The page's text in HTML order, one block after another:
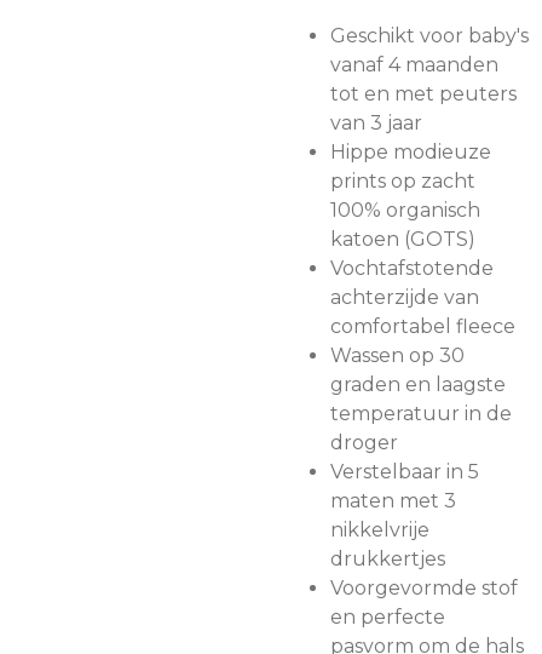
Geschikt voor baby's
vanaf 4 maanden
tot en met peuters
van 3 jaar
Hippe modieuze
prints op zacht
100% organisch
katoen (GOTS)
Vochtafstotende
achterzijde van
comfortabel fleece
Wassen op 30
graden en laagste
temperatuur in de
droger
Verstelbaar in 5
maten met 3
nikkelvrije
drukkertjes
Voorgevormde stof
en perfecte
pasvorm om de hals